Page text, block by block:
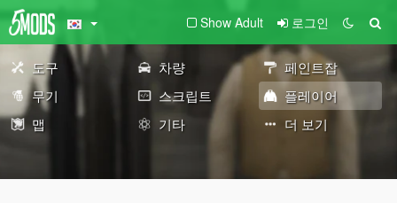
Show Adult 로그인
도구 차량
페인트잡
무기
스크립트
플레이어
맵
기타 더 보기